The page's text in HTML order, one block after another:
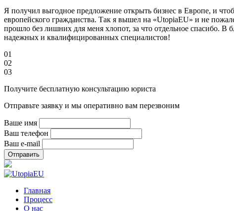
Я получил выгодное предложение открыть бизнес в Европе, и
европейского гражданства. Так я вышел на «UtopiaEU» и не
прошло без лишних для меня хлопот, за что отдельное спасибо.
надежных и квалифицированных специалистов!
01
02
03
Получите бесплатную консультацию юриста
Отправьте заявку и мы оперативно вам перезвоним
Ваше имя
Ваш телефон
Ваш e-mail
Главная
Процесс
О нас